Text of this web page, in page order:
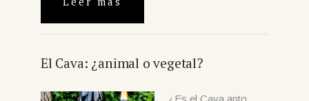
El Cava: ¿animal o vegetal?
¿Es el Cava apto